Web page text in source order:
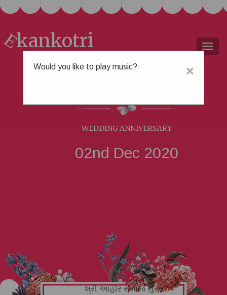
×
Would you like to play music?
Ekankotri
WEDDING ANNIVERSARY
02nd Dec 2020
શ્રી આહીર સમાજ સુરત